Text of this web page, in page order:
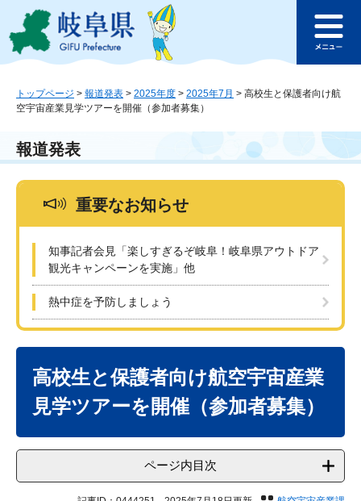
ジ
ュ
本
このページの本文へ
ュ
トップページ > 報道発表 > 2025年度 > 2025年7月 > 高校生と保護者向け航
空宇宙産業見学ツアーを開催（参加者募集）
報道発表
重要なお知らせ
知事記者会見「楽しすぎるぞ岐阜！岐阜県アウトドア
観光キャンペーンを実施」他
熱中症を予防しましょう
高校生と保護者向け航空宇宙産業
見学ツアーを開催（参加者募集）
ページ内目次